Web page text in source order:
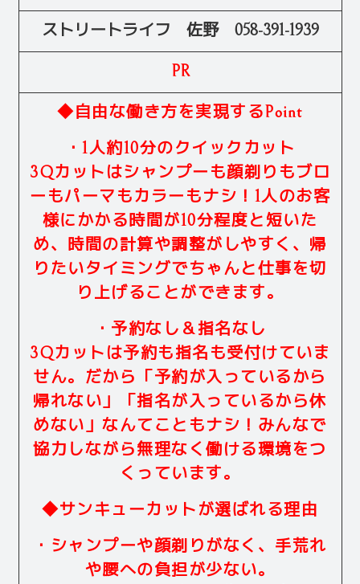
ストリートライフ 佐野 058-391-1939
PR
◆自由な働き方を実現するPoint
・1人約10分のクイックカット
3Qカットはシャンプーも顔剃りもブロ
ーもパーマもカラーもナシ！1人のお客
様にかかる時間が10分程度と短いた
め、時間の計算や調整がしやすく、帰
りたいタイミングでちゃんと仕事を切
り上げることができます。
・予約なし＆指名なし
3Qカットは予約も指名も受付けていま
せん。だから「予約が入っているから
帰れない」「指名が入っているから休
めない」なんてこともナシ！みんなで
協力しながら無理なく働ける環境をつ
くっています。
◆サンキューカットが選ばれる理由
・シャンプーや顔剃りがなく、手荒れ
や腰への負担が少ない。